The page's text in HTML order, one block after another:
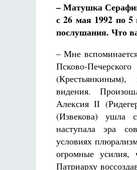
– Матушка
с 26 мая 1992 по
послушания. Что
– Мне
Псково-
(Крестьянкиным),
видения.
Алексия ІІ
(Извекова) ушла
наступала эра
условиях
огромные усилия,
Патриарху